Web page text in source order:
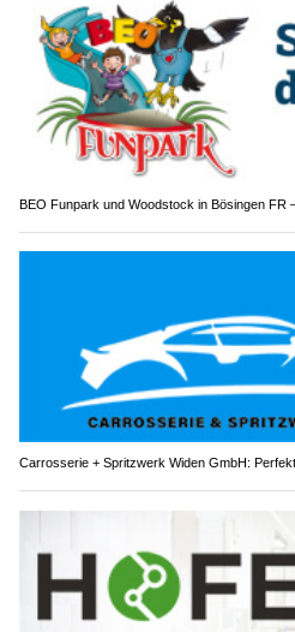
BEO Funpark und Woodstock in Bösingen FR
Carrosserie + Spritzwerk Widen GmbH: